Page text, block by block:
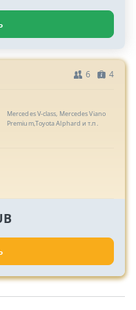
6 4
Mercedes V-class, Mercedes Viano
Premium,Toyota Alphard и т.п.